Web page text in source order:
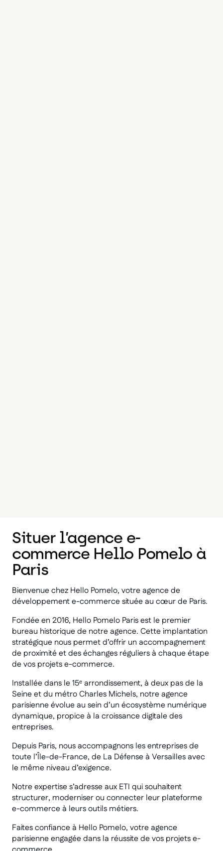
Situer l’agence e-
commerce Hello Pomelo à
Paris
Bienvenue chez Hello Pomelo, votre agence de
développement e-commerce située au cœur de Paris.
Fondée en 2016, Hello Pomelo Paris est le premier
bureau historique de notre agence. Cette implantation
stratégique nous permet d’offrir un accompagnement
de proximité et des échanges réguliers à chaque étape
de vos projets e-commerce.
Installée dans le 15ᵉ arrondissement, à deux pas de la
Seine et du métro Charles Michels, notre agence
parisienne évolue au sein d’un écosystème numérique
dynamique, propice à la croissance digitale des
entreprises.
Depuis Paris, nous accompagnons les entreprises de
toute l’Île-de-France, de La Défense à Versailles avec
le même niveau d’exigence.
Notre expertise s’adresse aux ETI qui souhaitent
structurer, moderniser ou connecter leur plateforme
e-commerce à leurs outils métiers.
Faites confiance à Hello Pomelo, votre agence
parisienne engagée dans la réussite de vos projets e-